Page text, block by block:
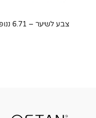
צבע לשיער – 6.71 ננופלקס מולטי פיגמנט – אוקטן פרל